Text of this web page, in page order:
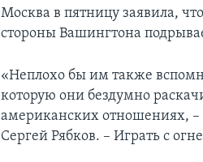
Москва в пятницу заявила,
стороны Вашингтона
«Неплохо бы им также
которую они бездумно
американских отношениях, –
Сергей Рябков. – Играть с